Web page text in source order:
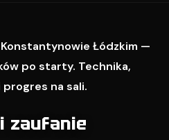
Łódzkim —
po starty. Technika,
na sali.
zaufanie